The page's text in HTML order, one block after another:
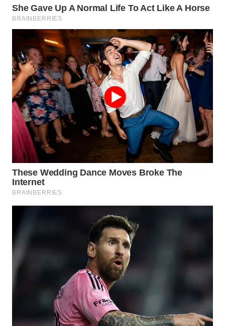
LABUHANBATU
TAPANULI
TENGAH
WN DELI
SERDANG
WN
TEBING
TINGGI
PAKPAK
WN